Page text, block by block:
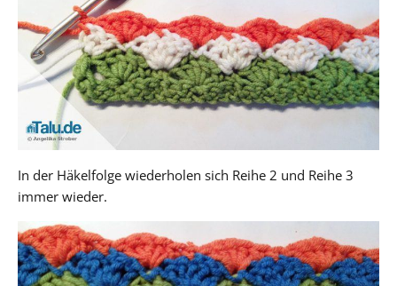
In der Häkelfolge wiederholen sich Reihe 2 und Reihe 3
immer wieder.